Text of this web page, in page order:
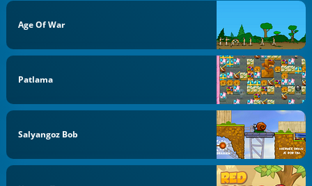
Age Of War
Patlama
Salyangoz Bob